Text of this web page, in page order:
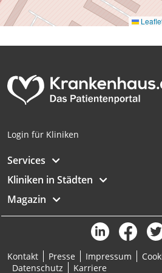
Login für Kliniken
Services
Kliniken in Städten
Magazin
Kontakt Presse Impressum
Datenschutz
Karriere
Messung der Performance von
Entwicklung und Verbesserung
Angebote
Verwendung genauer
Geräte anhand von aktiv
Informationen identifizieren
Nicht-IAB-Verarbeitungszwecke:
Performance